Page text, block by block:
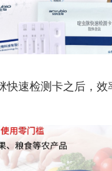
快速检测卡之后，效